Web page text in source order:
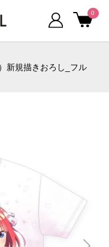
0
新規描きおろし_フル